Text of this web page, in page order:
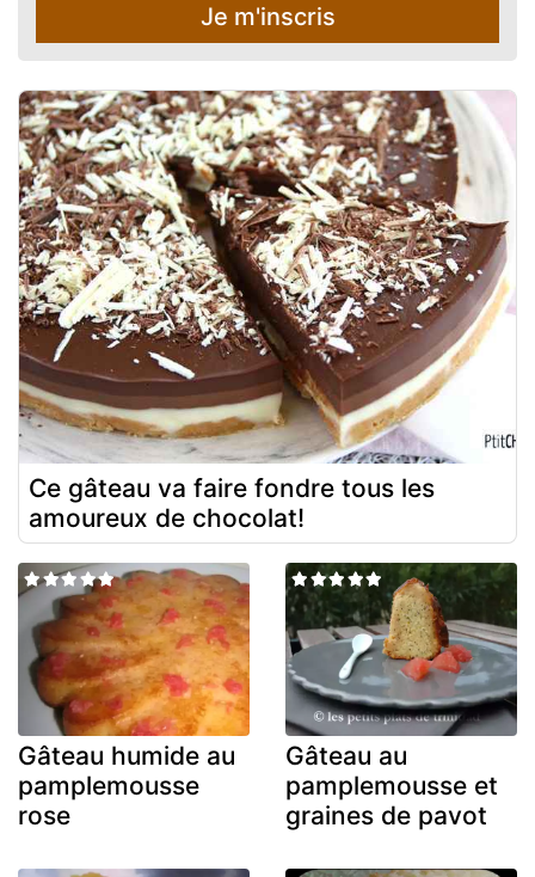
Je m'inscris
Ce gâteau va faire fondre tous les
amoureux de chocolat!
Gâteau humide au
pamplemousse
rose
Gâteau au
pamplemousse et
graines de pavot